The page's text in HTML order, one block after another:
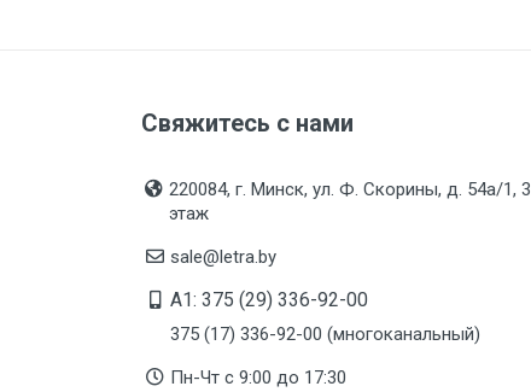
Свяжитесь с нами
220084, г. Минск, ул. Ф. Скорины, д. 54а/1, 3
этаж
sale@letra.by
A1: 375 (29) 336-92-00
375 (17) 336-92-00 (многоканальный)
Пн-Чт с 9:00 до 17:30